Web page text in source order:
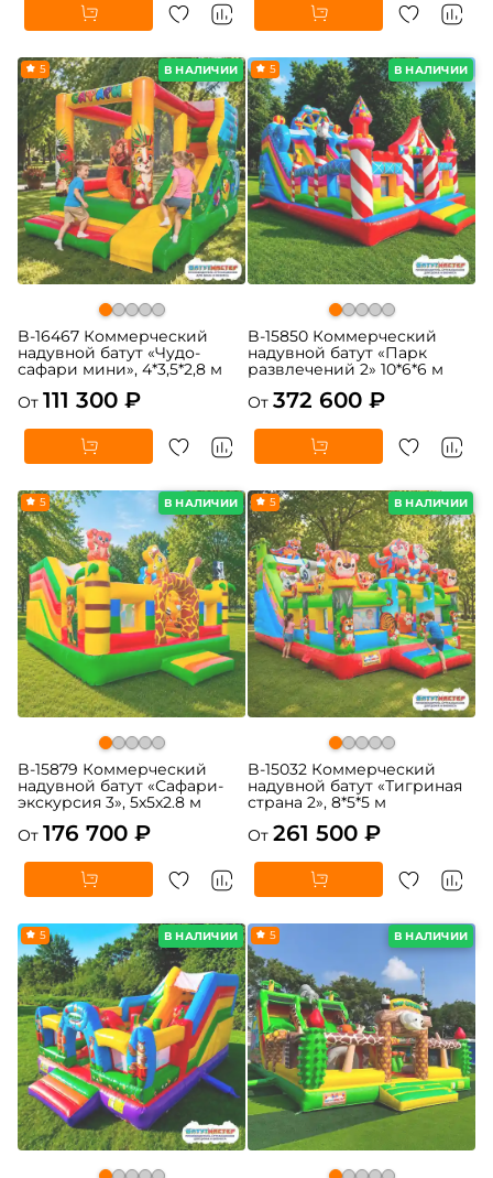
В НАЛИЧИИ
5
B-16467 Коммерческий
надувной батут «Чудо-
сафари мини», 4*3,5*2,8 м
От 111 300 ₽
В НАЛИЧИИ
5
B-15850 Коммерческий
надувной батут «Парк
развлечений 2» 10*6*6 м
От 372 600 ₽
В НАЛИЧИИ
5
B-15879 Коммерческий
надувной батут «Сафари-
экскурсия 3», 5x5x2.8 м
От 176 700 ₽
В НАЛИЧИИ
5
B-15032 Коммерческий
надувной батут «Тигриная
страна 2», 8*5*5 м
От 261 500 ₽
В НАЛИЧИИ
5 В НАЛИЧИИ
5